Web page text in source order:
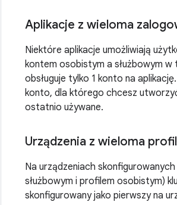
Aplikacje z wieloma
Niektóre aplikacje umożliwiają
kontem osobistym a służbowym
obsługuje tylko 1 konto na
konto, dla którego chcesz
ostatnio używane.
Urządzenia z wieloma
Na urządzeniach
służbowym i profilem osobistym)
skonfigurowany jako pierwszy na